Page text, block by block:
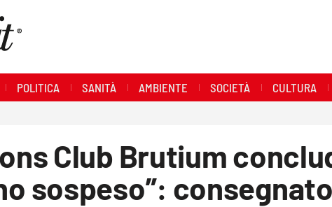
POLITICA SANITÀ AMBIENTE SOCIETÀ CULTURA
Club Brutium
sospeso”: